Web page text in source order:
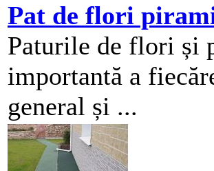
Pat de flori
Paturile de flori și
importantă a
general și ...